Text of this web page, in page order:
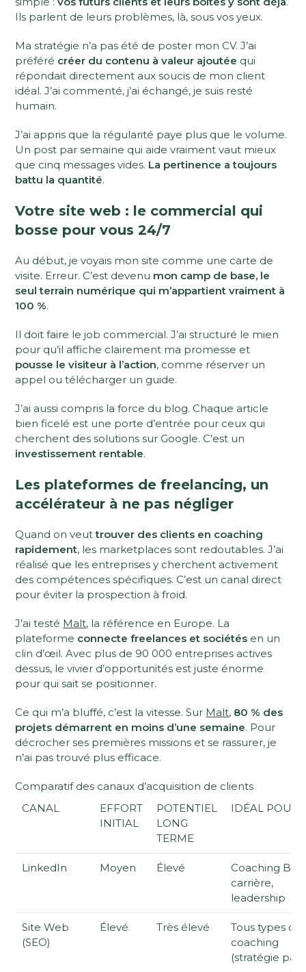
Ils parlent de leurs problèmes, là, sous vos yeux.
Ma stratégie n’a pas été de poster mon CV. J’ai
préféré créer du contenu à valeur ajoutée qui
répondait directement aux soucis de mon client
idéal. J’ai commenté, j’ai échangé, je suis resté
humain.
J’ai appris que la régularité paye plus que le volume.
Un post par semaine qui aide vraiment vaut mieux
que cinq messages vides. La pertinence a toujours
battu la quantité.
Votre site web : le commercial qui
bosse pour vous 24/7
Au début, je voyais mon site comme une carte de
visite. Erreur. C’est devenu mon camp de base, le
seul terrain numérique qui m’appartient vraiment à
100 %.
Il doit faire le job commercial. J’ai structuré le mien
pour qu’il affiche clairement ma promesse et
pousse le visiteur à l’action, comme réserver un
appel ou télécharger un guide.
J’ai aussi compris la force du blog. Chaque article
bien ficelé est une porte d’entrée pour ceux qui
cherchent des solutions sur Google. C’est un
investissement rentable.
Les plateformes de freelancing, un
accélérateur à ne pas négliger
Quand on veuttrouver des clients en coaching
rapidement, les marketplaces sont redoutables. J’ai
réalisé que les entreprises y cherchent activement
des compétences spécifiques. C’est un canal direct
pour éviter la prospection à froid.
J’ai testé Malt, la référence en Europe. La
plateforme connecte freelances et sociétés en un
clin d’œil. Avec plus de 90 000 entreprises actives
dessus, le vivier d’opportunités est juste énorme
pour qui sait se positionner.
Ce qui m’a bluffé, c’est la vitesse. Sur Malt, 80 % des
projets démarrent en moins d’une semaine. Pour
décrocher ses premières missions et se rassurer, je
n’ai pas trouvé plus efficace.
Comparatif des canaux d’acquisition de clients
CANAL
EFFORT
INITIAL
POTENTIEL
LONG
TERME
IDÉAL
LinkedIn Moyen Élevé
Coaching
carrière,
leadership
Site Web
(SEO)
Élevé Très élevé
Tous types de
coaching
(stratégie